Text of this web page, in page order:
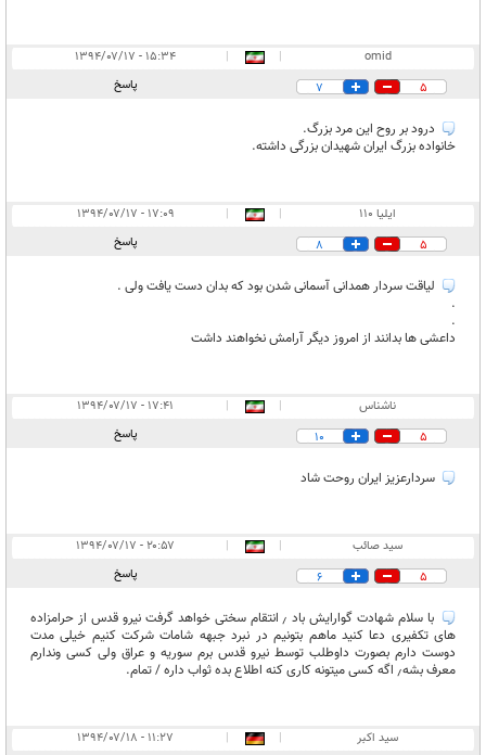
omid
|
|
۱۵:۳۴ - ۱۳۹۴/۰۷/۱۷
5
7 پاسخ
درود بر روح این مرد بزرگ.
خانواده بزرگ ایران شهیدان بزرگی داشته.
ایلیا 110 |
|
۱۷:۰۹ - ۱۳۹۴/۰۷/۱۷
5
8 پاسخ
لیاقت سردار همدانی آسمانی شدن بود که بدان دست یافت ولی .
.
.
داعشی ها بدانند از امروز دیگر آرامش نخواهند داشت
ناشناس |
|
۱۷:۴۱ - ۱۳۹۴/۰۷/۱۷
5
10 پاسخ
سردارعزيز ايران روحت شاد
سید صائب |
|
۲۰:۵۷ - ۱۳۹۴/۰۷/۱۷
5
6 پاسخ
با سلام شهادت گوارایش باد ٫ انتقام سختی خواهد گرفت نیرو قدس از حرامزاده
های تکفیری دعا کنید ماهم بتونیم در نبرد جبهه شامات شرکت کنیم خیلی مدت
دوست دارم بصورت داوطلب توسط نیرو قدس برم سوریه و عراق ولی کسی وندارم
معرف بشه٫ اگه کسی میتونه کاری کنه اطلاع بده ثواب داره / تمام.
سید اکبر |
|
۱۱:۲۷ - ۱۳۹۴/۰۷/۱۸